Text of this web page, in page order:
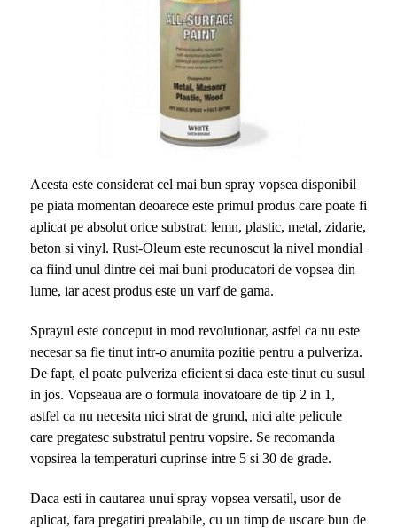
Acesta este considerat cel mai bun spray vopsea disponibil
pe piata momentan deoarece este primul produs care poate fi
aplicat pe absolut orice substrat: lemn, plastic, metal, zidarie,
beton si vinyl. Rust-Oleum este recunoscut la nivel mondial
ca fiind unul dintre cei mai buni producatori de vopsea din
lume, iar acest produs este un varf de gama.
Sprayul este conceput in mod revolutionar, astfel ca nu este
necesar sa fie tinut intr-o anumita pozitie pentru a pulveriza.
De fapt, el poate pulveriza eficient si daca este tinut cu susul
in jos. Vopseaua are o formula inovatoare de tip 2 in 1,
astfel ca nu necesita nici strat de grund, nici alte pelicule
care pregatesc substratul pentru vopsire. Se recomanda
vopsirea la temperaturi cuprinse intre 5 si 30 de grade.
Daca esti in cautarea unui spray vopsea versatil, usor de
aplicat, fara pregatiri prealabile, cu un timp de uscare bun de